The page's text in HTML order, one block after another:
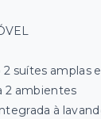
2 suítes amplas
2 ambientes
à